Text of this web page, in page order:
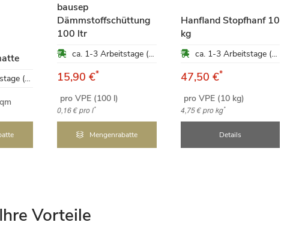
ca. 1-3 Arbeitstage (Mo-Fr)
bausep
Dämmstoffschüttung
100 ltr
ca. 1-3 Arbeitstage (Mo-Fr)
15,90 €*
pro VPE (100 l)
0,16 €pro l*
Mengenrabatte
Hanfland Stopfhanf 10
kg
ca. 1-3 Arbeitstage (Mo-Fr)
47,50 €*
pro VPE (10 kg)
4,75 €pro kg*
Details
Ihre Vorteile